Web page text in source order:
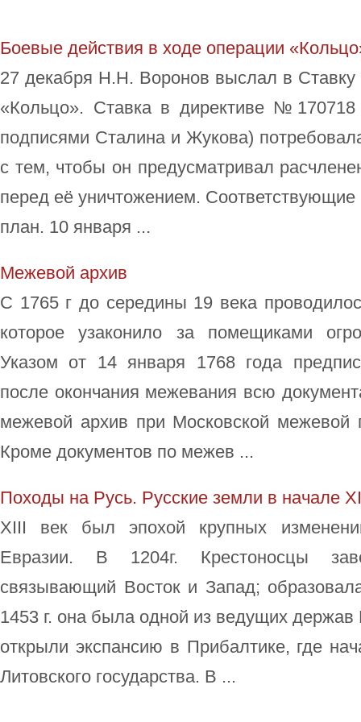
Боевые действия в ходе операции
27 декабря Н.Н. Воронов выслал в
«Кольцо». Ставка в директиве
подписями Сталина и Жукова)
с тем, чтобы он предусматривал
перед её уничтожением.
план. 10 января ...
Межевой архив
С 1765 г до середины 19 века
которое узаконило за помещиками
Указом от 14 января 1768 года
после окончания межевания всю
межевой архив при Московской межевой
Кроме документов по межев ...
Походы на Русь. Русские земли в начале
ХIII век был эпохой крупных
Евразии. В 1204г. Крестоносцы
связывающий Восток и Запад;
1453 г. она была одной из ведущих
открыли экспансию в Прибалтике, где
Литовского государства. В ...